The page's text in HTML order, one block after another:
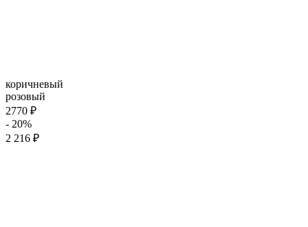
коричневый
розовый
2770 ₽
- 20%
2 216 ₽